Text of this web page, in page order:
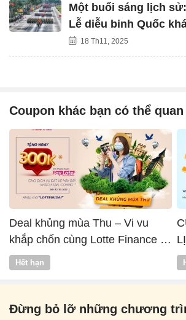
Một buổi sáng lịch
Lễ diễu binh Quốc
18 Th11, 2025
Coupon khác bạn có thể
Deal khủng mùa Thu – Vi vu
khắp chốn cùng Lotte Finance x
Vntrip
Hết hạn
Đừng bỏ lỡ những chương